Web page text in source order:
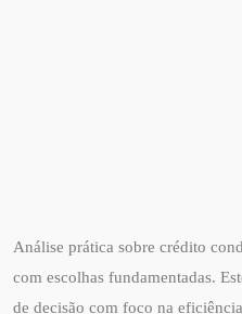
Análise prática sobre crédito
com escolhas fundamentadas.
de decisão com foco na